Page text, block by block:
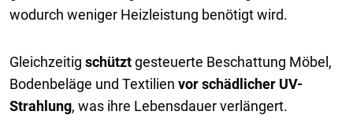
wodurch weniger Heizleistung benötigt wird.
Gleichzeitig schütztgesteuerte Beschattung Möbel,
Bodenbeläge und Textilien vor schädlicher UV-
Strahlung, was ihre Lebensdauer verlängert.